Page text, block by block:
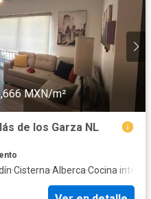
MXN/m²
de los Garza NL
·Cisterna·Alberca·Cocina